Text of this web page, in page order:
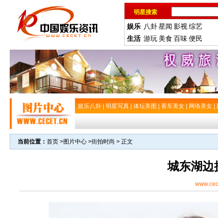
明星搜索
娱乐 八卦星闻 影视综艺
生活 游玩 美食 百味便民
娱乐八卦 明星写真 体坛美图 香车美女 网络美女
当前位置： 首页 >图片中心 >街拍时尚 > 正文
城东湖边